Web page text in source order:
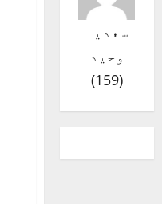
سعدیہ
وحید
(
159
)